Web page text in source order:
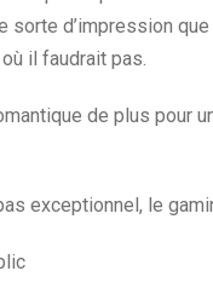
sorte d’impression
il faudrait pas.
de plus pour
exceptionnel, le